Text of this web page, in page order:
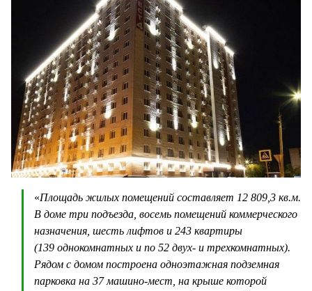
«Площадь жилых помещений составляет 12 809,3 кв.м.
В доме три подъезда, восемь помещений коммерческого
назначения, шесть лифтов и 243 квартиры
(139 однокомнатных и по 52 двух- и трехкомнатных).
Рядом с домом построена одноэтажная подземная
парковка на 37 машино-мест, на крыше которой